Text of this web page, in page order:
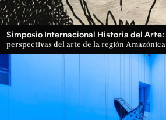
Simposio Internacional Historia del Arte:
perspectivas del arte de la región Amazónica